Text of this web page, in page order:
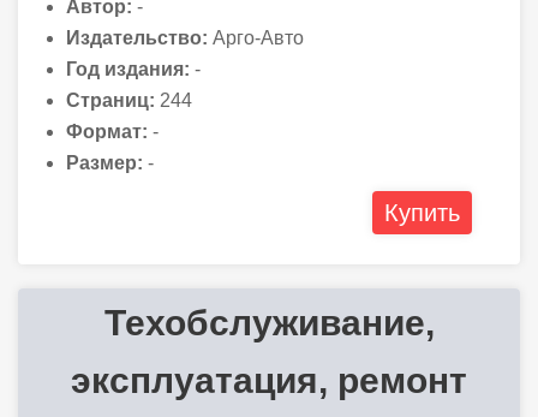
Автор: -
Издательство: Арго-Авто
Год издания: -
Страниц: 244
Формат: -
Размер: -
Купить
Техобслуживание,
эксплуатация, ремонт